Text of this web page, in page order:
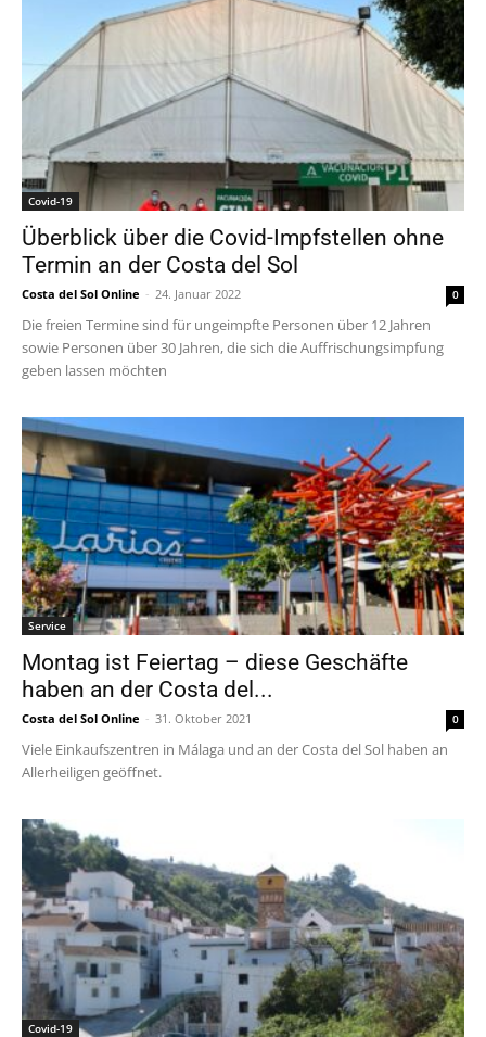
Covid-19
Überblick über die Covid-Impfstellen ohne
Termin an der Costa del Sol
Costa del Sol Online - 24. Januar 2022 0
Die freien Termine sind für ungeimpfte Personen über 12 Jahren
sowie Personen über 30 Jahren, die sich die Auffrischungsimpfung
geben lassen möchten
Service
Montag ist Feiertag – diese Geschäfte
haben an der Costa del...
Costa del Sol Online - 31. Oktober 2021 0
Viele Einkaufszentren in Málaga und an der Costa del Sol haben an
Allerheiligen geöffnet.
Covid-19